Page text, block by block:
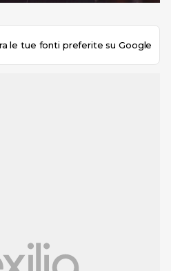
le tue fonti preferite su Google